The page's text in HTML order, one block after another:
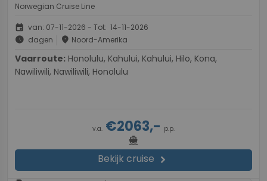
Norwegian Cruise Line
event van: 07-11-2026 - Tot: 14-11-2026
schedule dagen place Noord-Amerika
Vaarroute:
Nawiliwili, Nawiliwili, Honolulu
v.a. €2063,- p.p.
directions_boat
Bekijk cruise chevron_right